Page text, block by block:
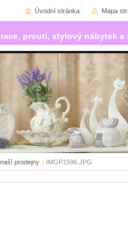
proutí, stylový nábytek
prodejny | IMGP1596.JPG
Úvodní stránka Mapa